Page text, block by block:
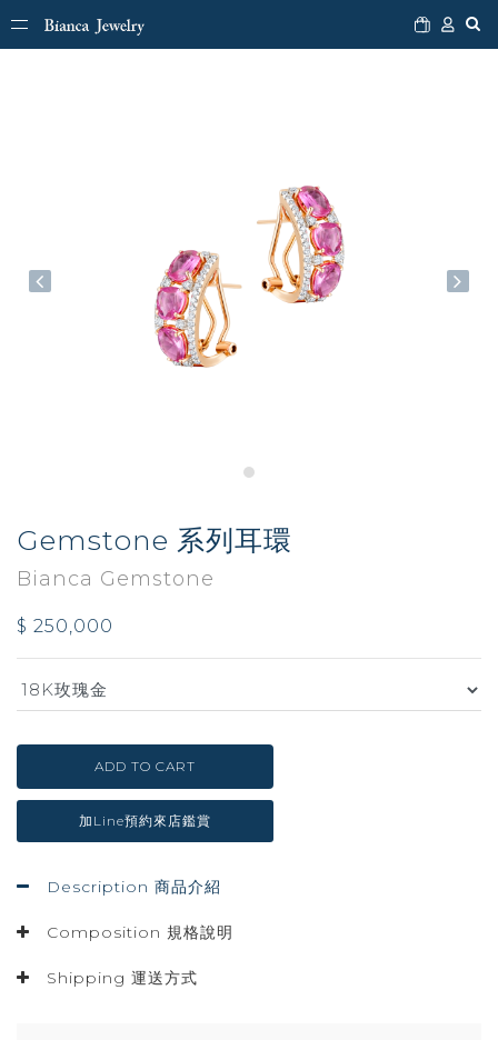
Gemstone 系列耳環
Bianca Gemstone
$ 250,000
ADD TO CART
加Line預約來店鑑賞
Description 商品介紹
Composition 規格說明
Shipping 運送方式